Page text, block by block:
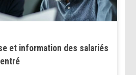
et information des salariés